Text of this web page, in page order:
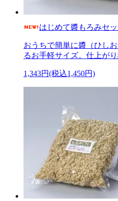
はじめて醬もろみセッ
おうちで簡単に醬（ひし
るお手軽サイズ。仕上が
1,343円(税込1,450円)